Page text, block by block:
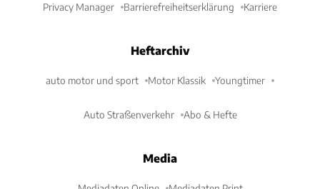
Privacy Manager Barrierefreiheitserklärung Karriere
Heftarchiv
auto motor und sport Motor Klassik Youngtimer
Auto Straßenverkehr Abo & Hefte
Media